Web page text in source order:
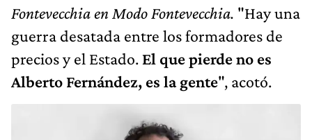
Fontevecchia en Modo Fontevecchia. "Hay una
guerra desatada entre los formadores de
precios y el Estado. El que pierde no es
Alberto Fernández, es la gente", acotó.